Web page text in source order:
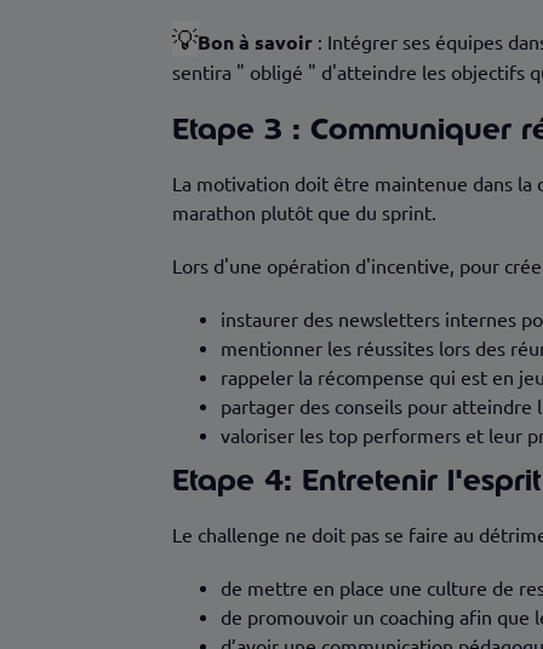
💡Bon à savoir : Intégrer ses équipes
sentira " obligé " d'atteindre les objectifs
Etape 3 : Communiquer
La motivation doit être maintenue dans
marathon plutôt que du sprint.
Lors d'une opération d'incentive, pour
instaurer des newsletters internes
mentionner les réussites lors des
rappeler la récompense qui est en
partager des conseils pour atteindre
valoriser les top performers et leur
Etape 4: Entretenir
Le challenge ne doit pas se faire au
de mettre en place une culture de
de promouvoir un coaching afin que